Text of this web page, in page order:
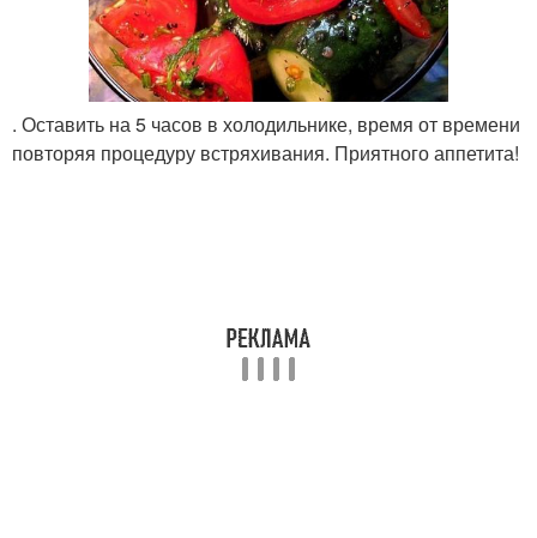
. Оставить на 5 часов в холодильнике, время от времени
повторяя процедуру встряхивания. Приятного аппетита!